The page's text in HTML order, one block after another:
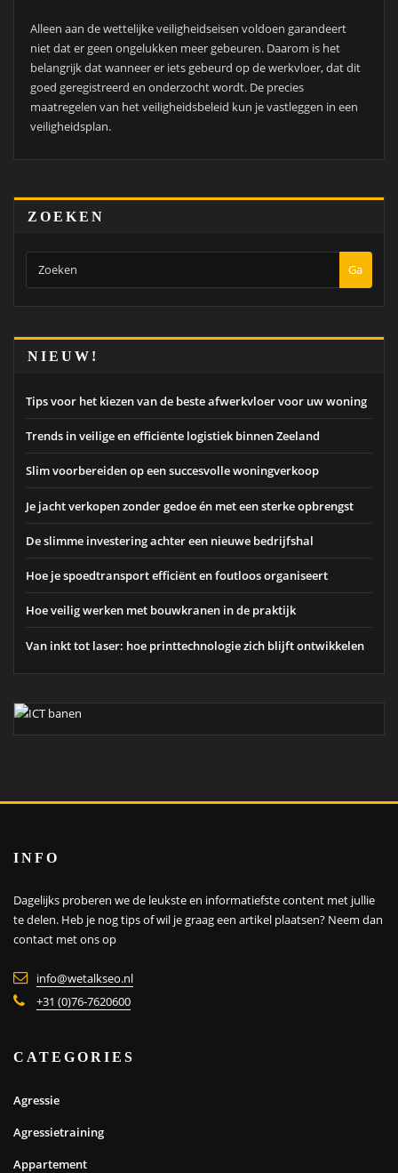
Alleen aan de wettelijke veiligheidseisen voldoen garandeert
niet dat er geen ongelukken meer gebeuren. Daarom is het
belangrijk dat wanneer er iets gebeurd op de werkvloer, dat dit
goed geregistreerd en onderzocht wordt. De precies
maatregelen van het veiligheidsbeleid kun je vastleggen in een
veiligheidsplan.
ZOEKEN
Ga
NIEUW!
Tips voor het kiezen van de beste afwerkvloer voor uw woning
Trends in veilige en efficiënte logistiek binnen Zeeland
Slim voorbereiden op een succesvolle woningverkoop
Je jacht verkopen zonder gedoe én met een sterke opbrengst
De slimme investering achter een nieuwe bedrijfshal
Hoe je spoedtransport efficiënt en foutloos organiseert
Hoe veilig werken met bouwkranen in de praktijk
Van inkt tot laser: hoe printtechnologie zich blijft ontwikkelen
INFO
Dagelijks proberen we de leukste en informatiefste content met jullie
te delen. Heb je nog tips of wil je graag een artikel plaatsen? Neem dan
contact met ons op
info@wetalkseo.nl
+31 (0)76-7620600
CATEGORIES
Agressie
Agressietraining
Appartement